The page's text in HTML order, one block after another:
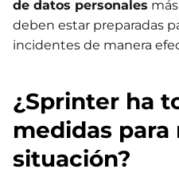
de datos personales
deben estar preparadas
incidentes de manera
¿Sprinter ha
medidas
situación?